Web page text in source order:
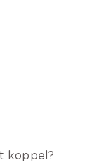
koppel?